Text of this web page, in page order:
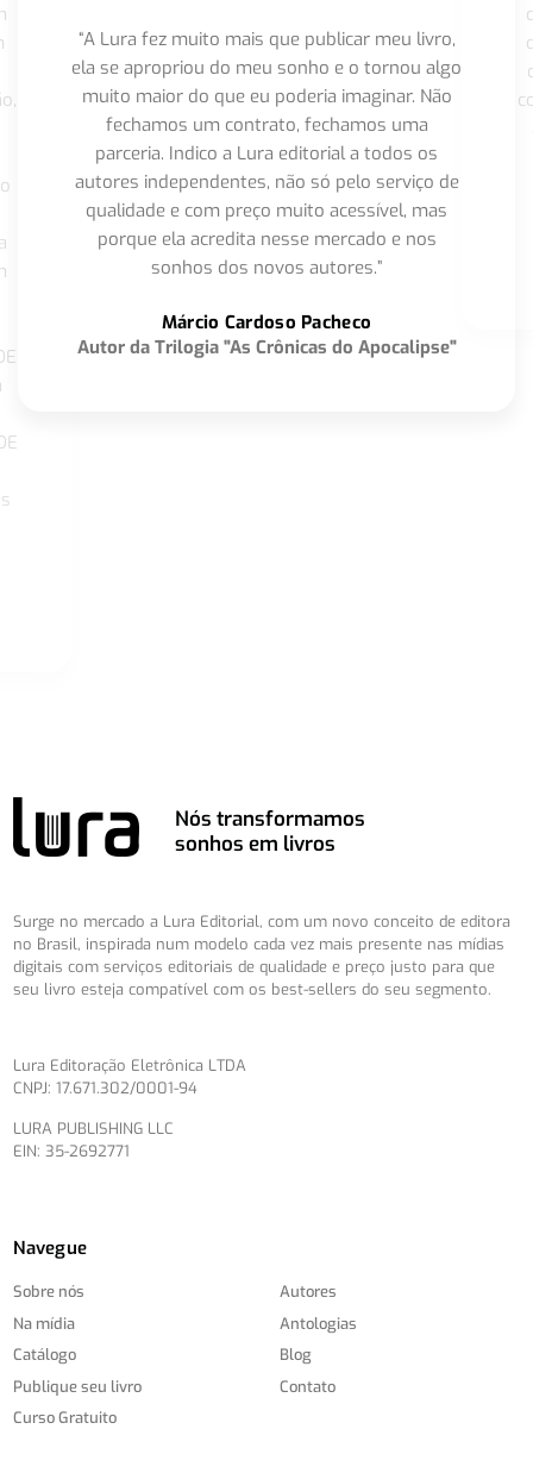
“A Lura fez muito mais que publicar meu livro,
ela se apropriou do meu sonho e o tornou algo
muito maior do que eu poderia imaginar. Não
fechamos um contrato, fechamos uma
parceria. Indico a Lura editorial a todos os
autores independentes, não só pelo serviço de
qualidade e com preço muito acessível, mas
porque ela acredita nesse mercado e nos
sonhos dos novos autores.”
Márcio Cardoso Pacheco
Autor da Trilogia "As Crônicas do Apocalipse"
Nós transformamos
sonhos em livros
Surge no mercado a Lura Editorial, com um novo conceito de editora
no Brasil, inspirada num modelo cada vez mais presente nas mídias
digitais com serviços editoriais de qualidade e preço justo para que
seu livro esteja compatível com os best-sellers do seu segmento.
Lura Editoração Eletrônica LTDA
CNPJ: 17.671.302/0001-94
LURA PUBLISHING LLC
EIN: 35-2692771
Navegue
Sobre nós
Na mídia
Catálogo
Publique seu livro
Curso Gratuito
Autores
Antologias
Blog
Contato